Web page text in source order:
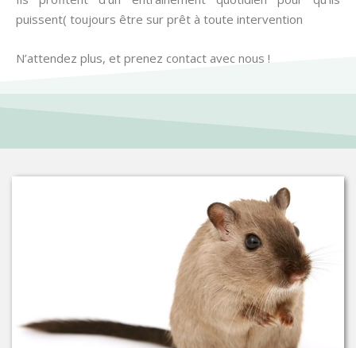
puissent( toujours être sur prêt à toute intervention
N’attendez plus, et prenez contact avec nous !